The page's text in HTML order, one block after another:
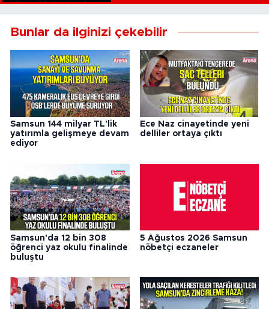
Bunlar da ilginizi çekebilir
Samsun 144 milyar TL'lik
yatırımla gelişmeye devam
ediyor
Ece Naz cinayetinde yeni
delliler ortaya çıktı
Samsun'da 12 bin 308
öğrenci yaz okulu finalinde
buluştu
5 Ağustos 2026 Samsun
nöbetçi eczaneler